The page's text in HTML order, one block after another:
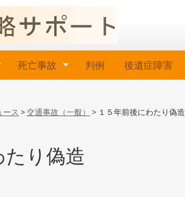
死亡事故 判例 後遺症障害
ース >交通事故（一般） > １５年前後にわたり偽造
たり偽造